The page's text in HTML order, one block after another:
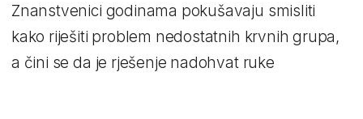
Znanstvenici godinama pokušavaju smisliti
kako riješiti problem nedostatnih krvnih grupa,
a čini se da je rješenje nadohvat ruke